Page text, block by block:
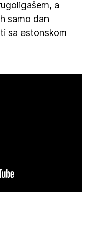
a
samo dan
sa estonskom